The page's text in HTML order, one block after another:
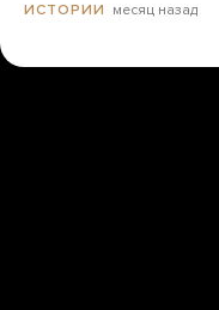
ИСТОРИИ месяц назад